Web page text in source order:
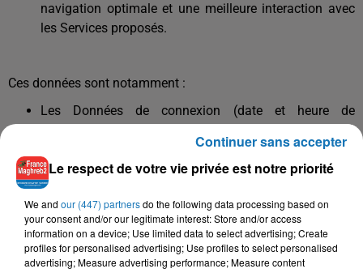
navigation optimale et une meilleure interaction avec
les Services proposés.
Ces données sont notamment :
Les Données de connexion (date et heure de
Les Données de navigation (adresse IP du terminal
connecté au Site ou à l’Application, type de terminal
utilisé, système d’exploitation du terminal connecté,
opérateur téléphonique, adresse Internet de la page de
provenance du terminal, version du logiciel de
navigation utilisé par le terminal, erreurs de
téléchargement, langue du logiciel de navigation utilisé
Le respect de votre vie privée est notre priorité
We and our (447) partnersdo the following data processing based on
your consent and/or our legitimate interest: Store and/or access
information on a device; Use limited data to select advertising; Create
profiles for personalised advertising; Use profiles to select personalised
advertising; Measure advertising performance; Measure content
Continuer sans accepter